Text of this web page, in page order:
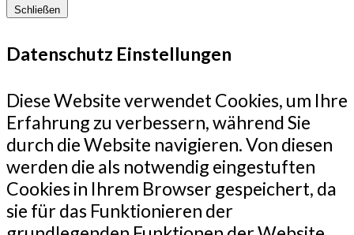
Schließen
Datenschutz Einstellungen
Diese Website verwendet Cookies, um Ihre
Erfahrung zu verbessern, während Sie
durch die Website navigieren. Von diesen
werden die als notwendig eingestuften
Cookies in Ihrem Browser gespeichert, da
sie für das Funktionieren der